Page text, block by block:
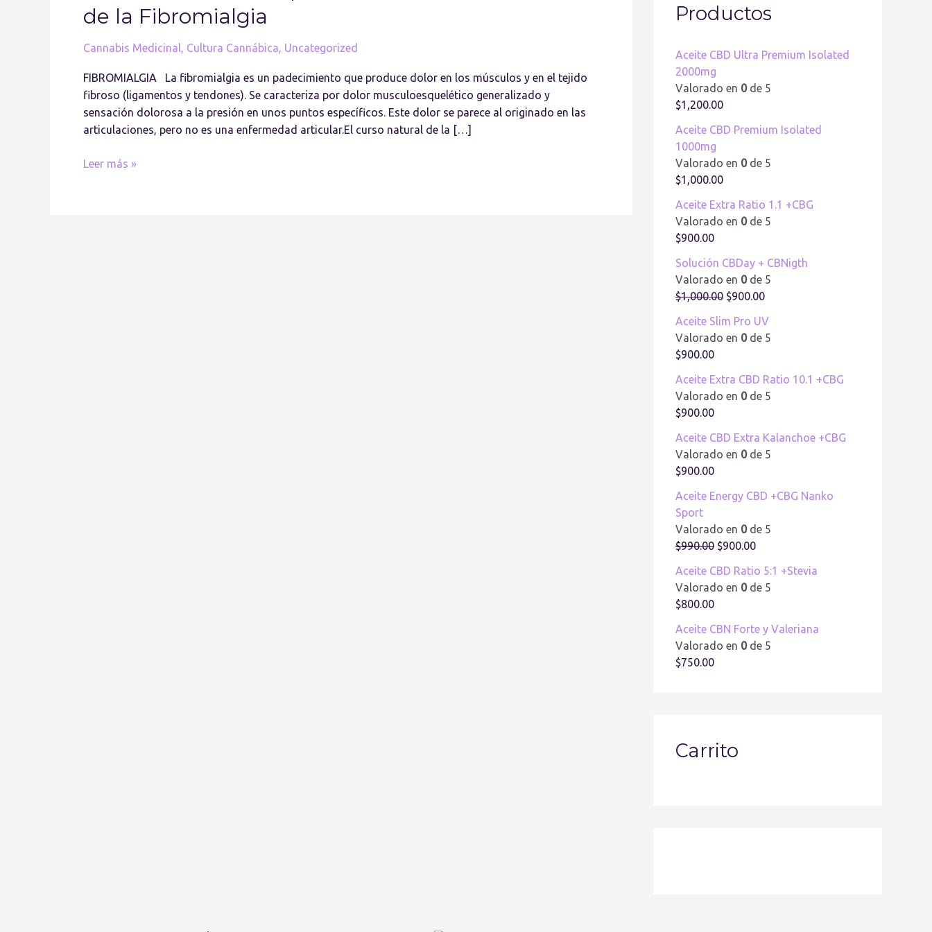
de la Fibromialgia
Cannabis Medicinal, Cultura Cannábica, Uncategorized
FIBROMIALGIA La fibromialgia es un padecimiento que produce dolor en los músculos y en el tejido
fibroso (ligamentos y tendones). Se caracteriza por dolor musculoesquelético generalizado y
sensación dolorosa a la presión en unos puntos específicos. Este dolor se parece al originado en las
articulaciones, pero no es una enfermedad articular.El curso natural de la […]
los
de
la
Fibromialgia
Leer más »
Productos
Aceite CBD Ultra Premium Isolated
2000mg
Valorado en 0de 5
$1,200.00
Aceite CBD Premium Isolated
1000mg
Valorado en 0de 5
$1,000.00
Aceite Extra Ratio 1.1 +CBG
Valorado en 0de 5
$900.00
Solución CBDay + CBNigth
Valorado en 0de 5
$1,000.00 $900.00
Aceite Slim Pro UV
Valorado en 0de 5
$900.00
Aceite Extra CBD Ratio 10.1 +CBG
Valorado en 0de 5
$900.00
Aceite CBD Extra Kalanchoe +CBG
Valorado en 0de 5
$900.00
Aceite Energy CBD +CBG Nanko
Sport
Valorado en 0de 5
$990.00 $900.00
Aceite CBD Ratio 5:1 +Stevia
Valorado en 0de 5
$800.00
Aceite CBN Forte y Valeriana
Valorado en 0de 5
$750.00
Carrito